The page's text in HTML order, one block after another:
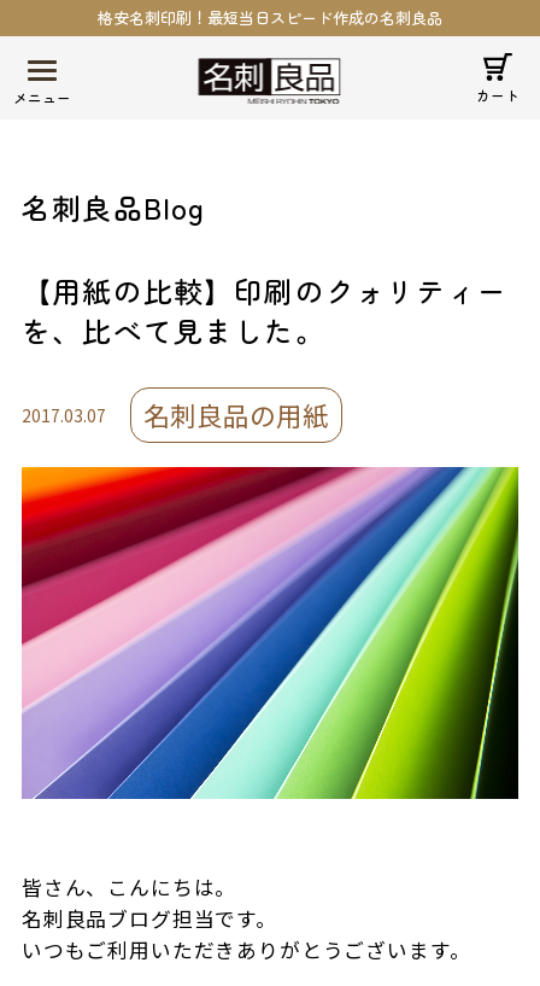
格安名刺印刷！最短当日スピード作成の名刺良品
カート
名刺良品Blog
【用紙の比較】印刷のクォリティー
を、比べて見ました。
2017.03.07 名刺良品の用紙
皆さん、こんにちは。
名刺良品ブログ担当です。
いつもご利用いただきありがとうございます。